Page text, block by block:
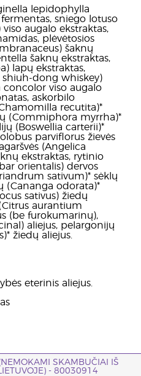
lepidophylla
sniego lotuso
augalo ekstraktas,
plėvėtosios
šaknų
šaknų ekstraktas,
lapų ekstraktas,
dong whiskey)
concolor viso augalo
askorbilo
recutita)*
(Commiphora myrrha)*
(Boswellia carterii)*
parviflorus žievės
(Angelica
ekstraktas, rytinio
orientalis) dervos
sativum)* sėklų
(Cananga odorata)*
sativus) žiedų
aurantium
(be furokumarinų),
aliejus, pelargonijų
žiedų aliejus.
eterinis aliejus.
SKAMBUČIAI IŠ
- 80030914